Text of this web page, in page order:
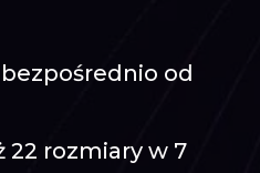
od
22 rozmiary w 7